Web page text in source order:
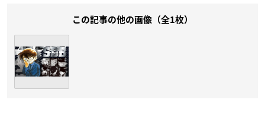
この記事の他の画像（全1枚）